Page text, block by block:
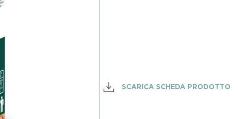
SCARICA SCHEDA PRODOTTO